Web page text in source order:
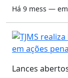
Há 9 mess —
Lances